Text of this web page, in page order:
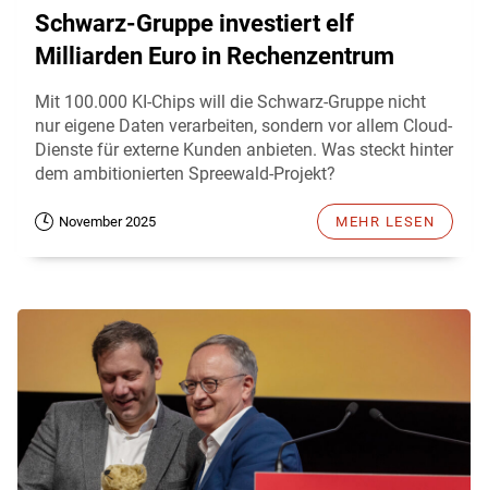
Schwarz-Gruppe investiert elf
Milliarden Euro in Rechenzentrum
Mit 100.000 KI-Chips will die Schwarz-Gruppe nicht
nur eigene Daten verarbeiten, sondern vor allem Cloud-
Dienste für externe Kunden anbieten. Was steckt hinter
dem ambitionierten Spreewald-Projekt?
November 2025 MEHR LESEN